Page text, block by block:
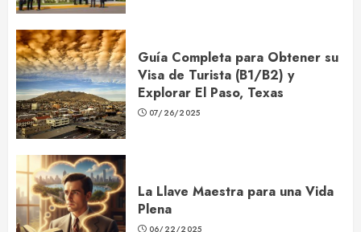
Guía Completa para Obtener su
Visa de Turista (B1/B2) y
Explorar El Paso, Texas
07/26/2025
La Llave Maestra para una Vida
Plena
06/22/2025